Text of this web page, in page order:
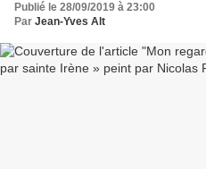
Publié le 28/09/2019 à 23:00
Par Jean-Yves Alt